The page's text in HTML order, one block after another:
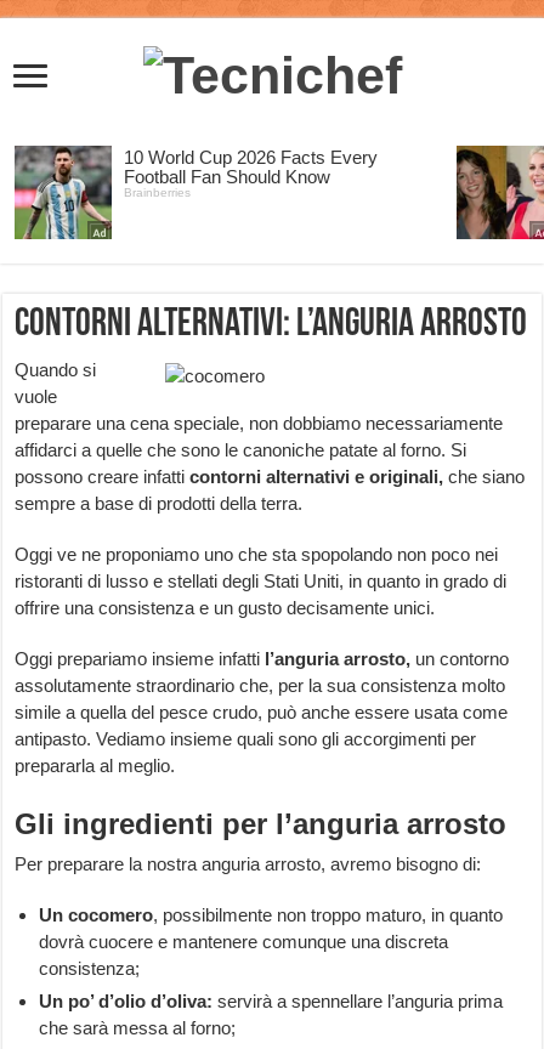
Contorni alternativi: l’anguria arrosto
Quando si
vuole
preparare una cena speciale, non dobbiamo necessariamente
affidarci a quelle che sono le canoniche patate al forno. Si
possono creare infatticontorni alternativi e originali,che siano
sempre a base di prodotti della terra.
Oggi ve ne proponiamo uno che sta spopolando non poco nei
ristoranti di lusso e stellati degli Stati Uniti, in quanto in grado di
offrire una consistenza e un gusto decisamente unici.
Oggi prepariamo insieme infatti l’anguria arrosto, un contorno
assolutamente straordinario che, per la sua consistenza molto
simile a quella del pesce crudo, può anche essere usata come
antipasto. Vediamo insieme quali sono gli accorgimenti per
prepararla al meglio.
Gli ingredienti per l’anguria arrosto
Per preparare la nostra anguria arrosto, avremo bisogno di:
Un cocomero, possibilmente non troppo maturo, in quanto
dovrà cuocere e mantenere comunque una discreta
consistenza;
Un po’ d’olio d’oliva:servirà a spennellare l’anguria prima
che sarà messa al forno;